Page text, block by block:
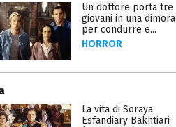
Un dottore porta tre
giovani in una dimora
per condurre e...
HORROR
La vita di Soraya
Esfandiary Bakhtiari